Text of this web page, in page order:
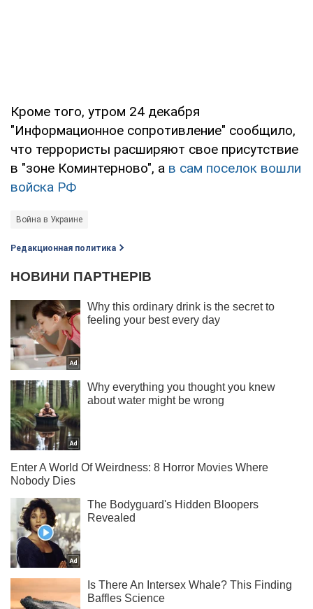
Кроме того, утром 24 декабря
"Информационное сопротивление" сообщило,
что террористы расширяют свое присутствие
в "зоне Коминтерново", а в сам поселок вошли
войска РФ
Война в Украине
Редакционная политика